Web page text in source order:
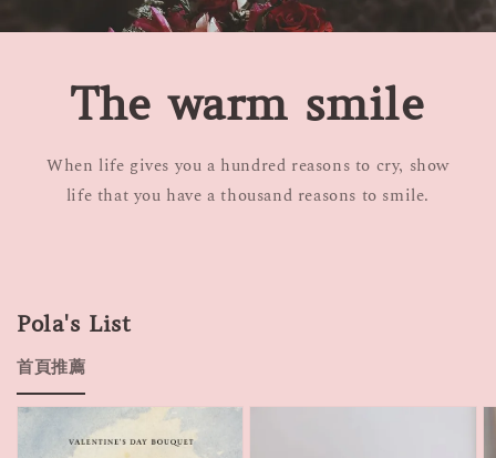
The warm smile
When life gives you a hundred reasons to cry, show
life that you have a thousand reasons to smile.
Pola's List
首頁推薦